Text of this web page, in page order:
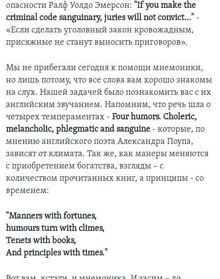
опасности Ралф Уолдо Эмерсон: "If you make the
criminal code sanguinary, juries will not convict…" -
«Если сделать уголовный закон кровожадным,
присяжные не станут выносить приговоров».
Мы не прибегали сегодня к помощи мнемоники,
но лишь потому, что все слова вам хорошо знакомы
на слух. Нашей задачей было познакомить вас с их
английским звучанием. Напомним, что речь шла о
четырех темпераментах - Four humors. Choleric,
melancholic, phlegmatic and sanguine - которые, по
мнению английского поэта Александра Поупа,
зависят от климата. Так же, как манеры меняются
с приобретением богатства, взгляды – с
количеством прочитанных книг, а принципы - со
временем:
"Manners with fortunes,
humours turn with climes,
Tenets with books,
And principles with times."